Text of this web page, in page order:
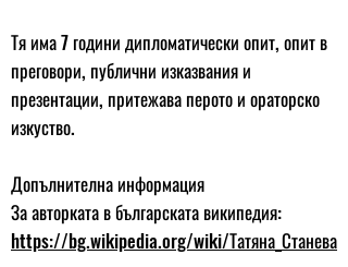
Тя има 7 години дипломатически опит, опит в
преговори, публични изказвания и
презентации, притежава перото и ораторско
изкуство.
Допълнителна информация
За авторката в българската википедия:
https://bg.wikipedia.org/wiki/Татяна_Станева